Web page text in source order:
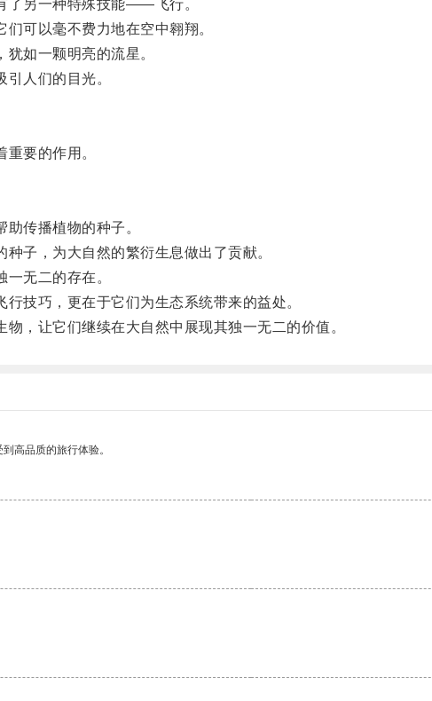
另一种特殊技能——飞行。
可以毫不费力地在空中翱翔。
如一颗明亮的流星。
人们的目光。
要的作用。
传播植物的种子。
子，为大自然的繁衍生息做出了贡献。
无二的存在。
技巧，更在于它们为生态系统带来的益处。
，让它们继续在大自然中展现其独一无二的价值。
高品质的旅行体验。